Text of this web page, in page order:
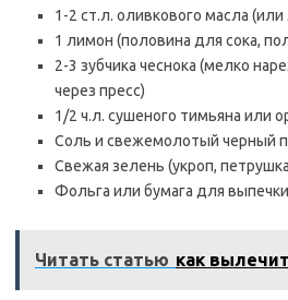
1-2 ст.л. оливкового масла
1 лимон (половина для сока,
2-3 зубчика чеснока (мелко
через пресс)
1/2 ч.л. сушеного тимьяна или
Соль и свежемолотый черный
Свежая зелень (укроп,
Фольга или бумага для выпечки
Читать статью как